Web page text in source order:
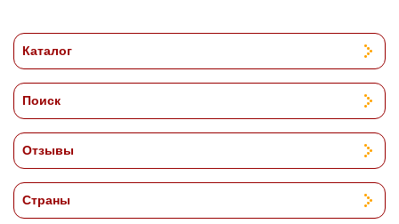
Каталог
Поиск
Отзывы
Страны